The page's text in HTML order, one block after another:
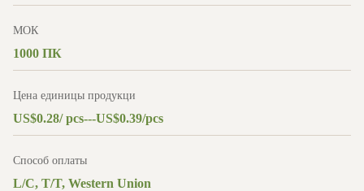
МОК
1000 ПК
Цена единицы продукци
US$0.28/ pcs---US$0.39/pcs
Способ оплаты
L/C, T/T, Western Union